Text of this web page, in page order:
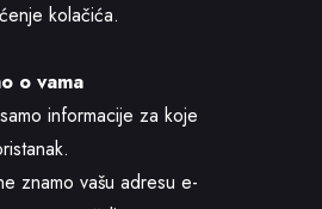
kolačića.
o vama
informacije za koje
znamo vašu adresu e-